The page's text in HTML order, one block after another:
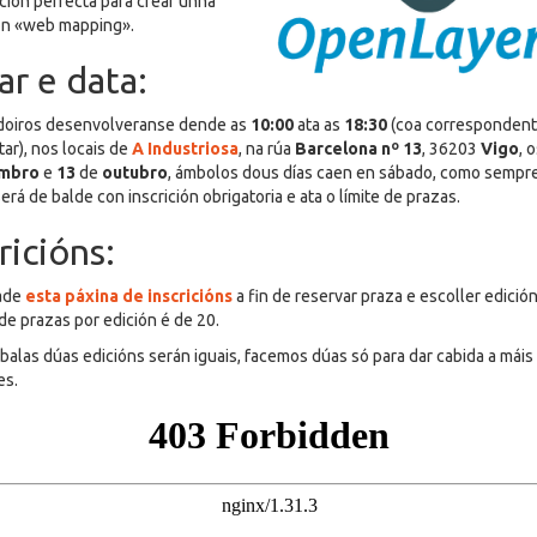
«web mapping».
e data:
desenvolveranse dende as 10:00ata as 18:30(coa
nos locais de A Industriosa, na rúa Barcelona nº 13, 36203 Vigo,
e 13 de outubro, ámbolos dous días caen en sábado, como
de balde con inscrición obrigatoria e ata o límite de prazas.
esta páxina de inscriciónsa fin de reservar praza e escoller
prazas por edición é de 20.
dúas edicións serán iguais, facemos dúas só para dar cabida a máis